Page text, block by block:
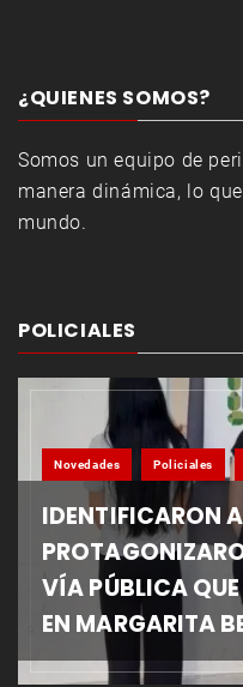
¿QUIENES SOMOS?
Somos un equipo de
manera dinámica, lo
mundo.
POLICIALES
Novedades Policiales
IDENTIFICARON
VÍA PÚBLICA
EN MARGARITA